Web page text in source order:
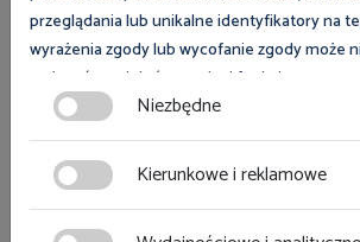
nadania nowego wymiaru
prewencyjnym podejmowanym w
związku z - często dalekim od
stanem warunków pracy na dużej
wystąpienia poruszające
takie jak: cyfrowe wsparcie
przeglądania lub unikalne identyfikatory na
wyrażenia zgody lub wycofanie zgody może
wpłynąć na niektóre cechy i funkcje.
Zgoda na pliki cookies jest dobrowolna i
zmodyfikować w dowolnym momencie
ciasteczka w lewym dolnym rogu strony.
znajdziesz w
Niezbędne
Kierunkowe i reklamowe